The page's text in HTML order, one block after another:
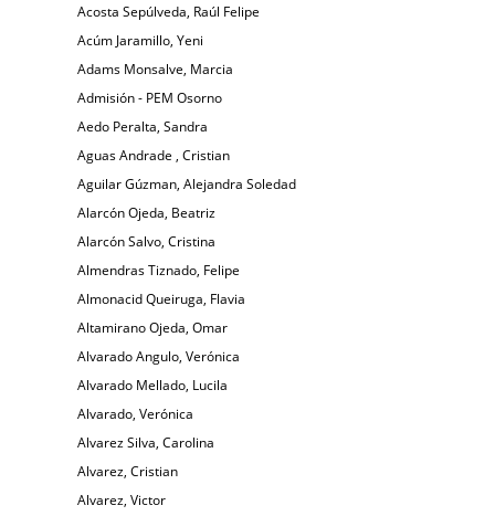
Acosta Sepúlveda, Raúl Felipe
Acúm Jaramillo, Yeni
Adams Monsalve, Marcia
Admisión - PEM Osorno
Aedo Peralta, Sandra
Aguas Andrade , Cristian
Aguilar Gúzman, Alejandra Soledad
Alarcón Ojeda, Beatriz
Alarcón Salvo, Cristina
Almendras Tiznado, Felipe
Almonacid Queiruga, Flavia
Altamirano Ojeda, Omar
Alvarado Angulo, Verónica
Alvarado Mellado, Lucila
Alvarado, Verónica
Alvarez Silva, Carolina
Alvarez, Cristian
Alvarez, Victor